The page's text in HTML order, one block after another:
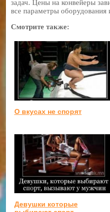
задач. Цены на конвейеры
все параметры оборудования
Смотрите также:
О вкусах не спорят
Девушки которые